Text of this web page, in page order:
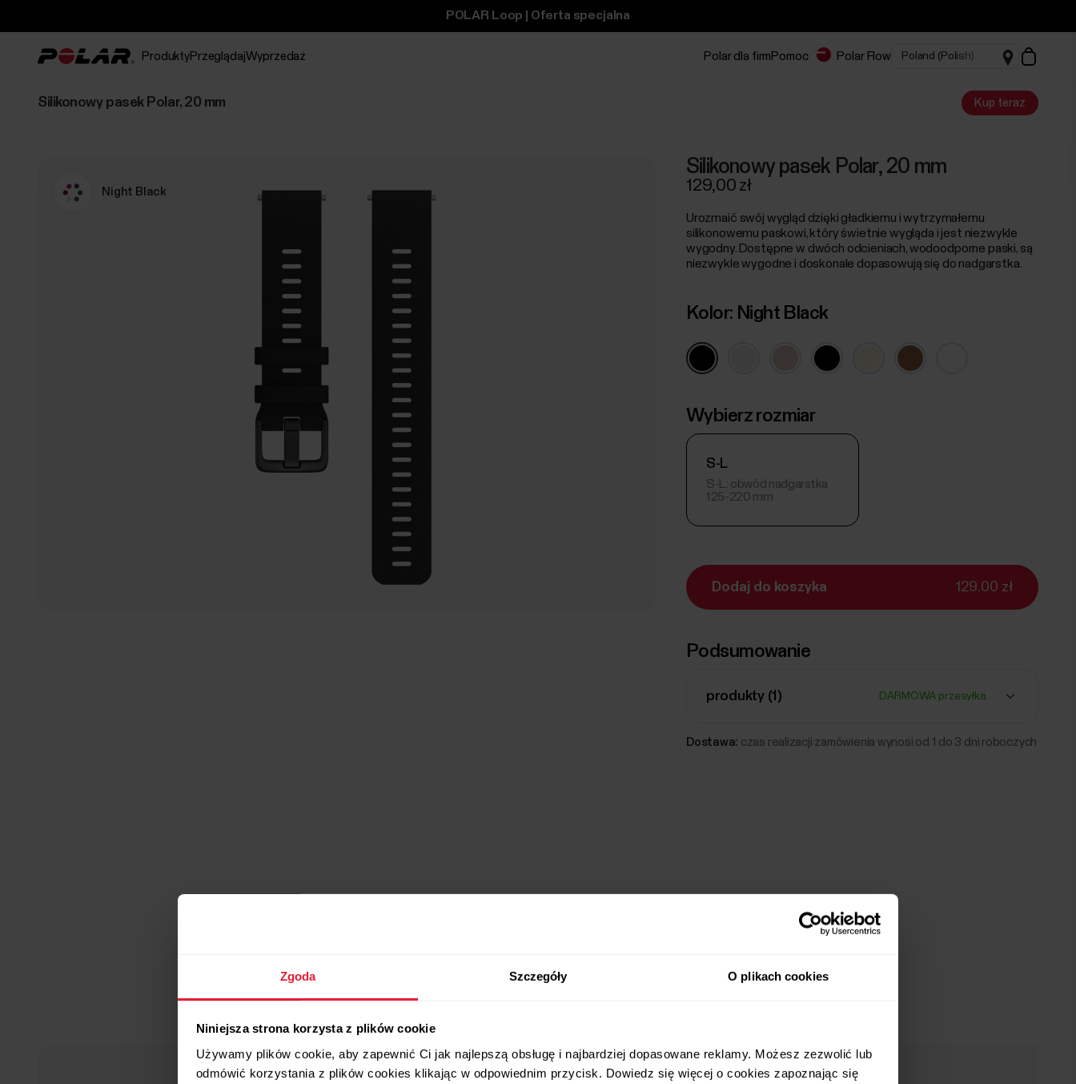
Zgoda Szczegóły O plikach cookies
Niniejsza strona korzysta z plików cookie
Używamy plików cookie, aby zapewnić Ci jak najlepszą obsługę i najbardziej dopasowane reklamy. Możesz zezwolić lub
odmówić korzystania z plików cookies klikając w odpowiednim przycisk. Dowiedz się więcej o cookies zapoznając się
POLAR Loop | Oferta specjalna
ProduktyPrzeglądajWyprzedaż Polar dla firm Pomoc Polar Flow
Silikonowy pasek Polar, 20 mm Kup teraz
Night Black
Silikonowy pasek Polar, 20 mm
129,00 zł
Urozmaić swój wygląd dzięki gładkiemu i wytrzymałemu
silikonowemu paskowi, który świetnie wygląda i jest niezwykle
wygodny. Dostępne w dwóch odcieniach, wodoodporne paski, są
niezwykle wygodne i doskonale dopasowują się do nadgarstka.
Kolor: Night Black
Wybierz rozmiar
S-L
S-L: obwód nadgarstka
125-220 mm
Dodaj do koszyka 129,00 zł
Podsumowanie
produkty (1 ) DARMOWA przesyłka
Dostawa: czas realizacji zamówienia wynosi od 1 do 3 dni roboczych